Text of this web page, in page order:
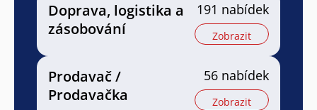
Doprava, logistika a
zásobování
191 nabídek
Zobrazit
Prodavač /
Prodavačka
56 nabídek
Zobrazit